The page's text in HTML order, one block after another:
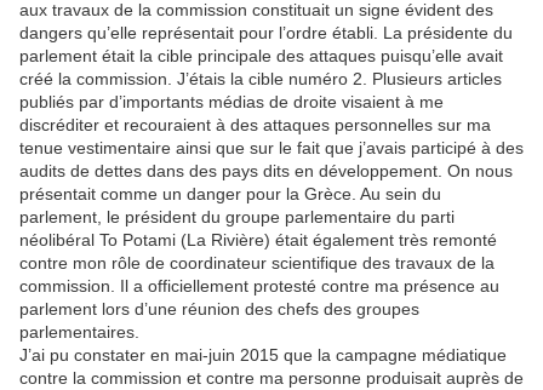
aux travaux de la commission constituait un signe évident des
dangers qu’elle représentait pour l’ordre établi. La présidente du
parlement était la cible principale des attaques puisqu’elle avait
créé la commission. J’étais la cible numéro 2. Plusieurs articles
publiés par d’importants médias de droite visaient à me
discréditer et recouraient à des attaques personnelles sur ma
tenue vestimentaire ainsi que sur le fait que j’avais participé à des
audits de dettes dans des pays dits en développement. On nous
présentait comme un danger pour la Grèce. Au sein du
parlement, le président du groupe parlementaire du parti
néolibéral To Potami (La Rivière) était également très remonté
contre mon rôle de coordinateur scientifique des travaux de la
commission. Il a officiellement protesté contre ma présence au
parlement lors d’une réunion des chefs des groupes
parlementaires.
J’ai pu constater en mai-juin 2015 que la campagne médiatique
contre la commission et contre ma personne produisait auprès de